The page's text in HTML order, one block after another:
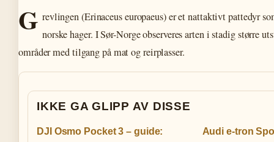
G revlingen (Erinaceus europaeus) er et nattaktivt pattedyr
norske hager. I Sør-Norge observeres arten i stadig større
områder med tilgang på mat og reirplasser.
IKKE GA GLIPP AV DISSE
DJI Osmo Pocket 3 – guide: Audi e-tron